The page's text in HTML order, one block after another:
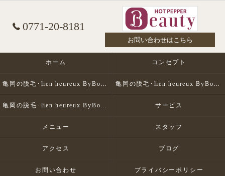
0771-20-8181
お問い合わせはこちら
ホーム コンセプト
亀岡の脱毛･lien heureux ByBohe Me shopの口コミ情報 亀岡の脱毛･lien heureux ByBohe Me shopの評判
亀岡の脱毛･lien heureux ByBohe Me shopのお客様の声 サービス
メニュー スタッフ
アクセス ブログ
お問い合わせ プライバシーポリシー